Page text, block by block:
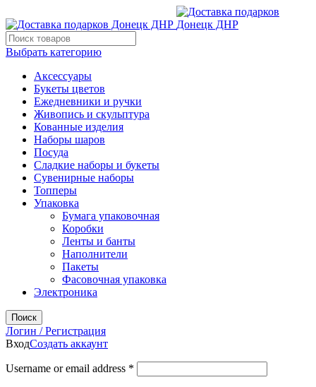
Выбрать категорию
Аксессуары
Букеты цветов
Ежедневники и ручки
Живопись и скульптура
Кованные изделия
Наборы шаров
Посуда
Сладкие наборы и букеты
Сувенирные наборы
Топперы
Упаковка
Бумага упаковочная
Коробки
Ленты и банты
Наполнители
Пакеты
Фасовочная упаковка
Электроника
Поиск
Логин / Регистрация
ВходСоздать аккаунт
Username or email address *